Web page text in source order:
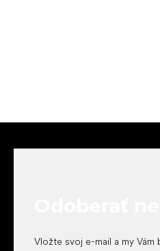
Vložte svoj e-mail a my Vám